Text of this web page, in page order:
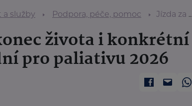
a služby Podpora, péče, pomoc Jízda za důstojný konec života i konkrétní lidské příběhy: 8 dní pro paliativu 2026
života i konkrétní
pro paliativu 2026